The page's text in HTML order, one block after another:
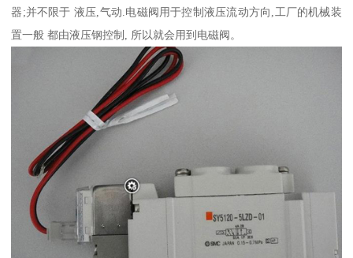
器;并不限于 液压,气动.电磁阀用于控制液压流动方向,工厂的机械装
置一般 都由液压钢控制, 所以就会用到电磁阀。